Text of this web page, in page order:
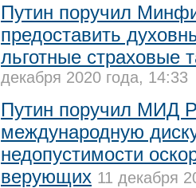
Путин поручил
предоставить
льготные страховые
декабря 2020 года, 14:33
Путин поручил МИД
международную
недопустимости
верующих 11 декабря